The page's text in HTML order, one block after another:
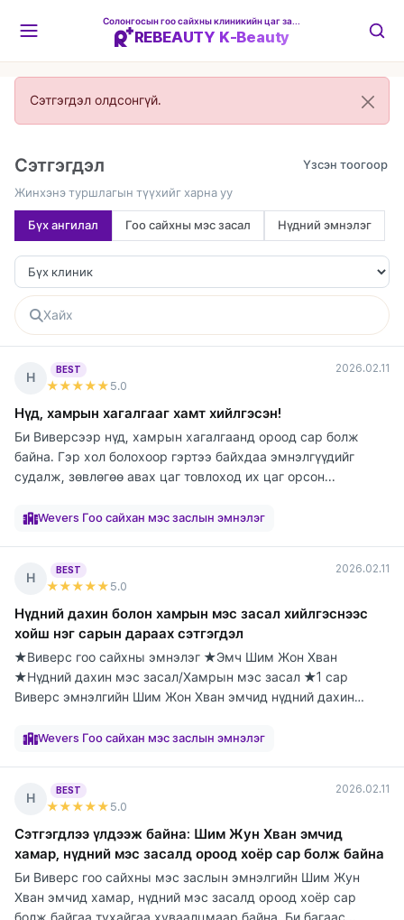
REBEAUTY K-Beauty
Сэтгэгдэл олдсонгүй.
Сэтгэгдэл
Жинхэнэ туршлагын түүхийг харна уу
Бүх ангилал Гоо сайхны мэс засал Нүдний эмнэлэг
Н
BEST
★★★★★ 5.0
2026.02.11
Нүд, хамрын хагалгааг хамт хийлгэсэн!
Би Виверсээр нүд, хамрын хагалгаанд ороод сар болж
байна. Гэр хол болохоор гэртээ байхдаа эмнэлгүүдийг
судалж, зөвлөгөө авах цаг товлоход их цаг орсон...
Wevers Гоо сайхан мэс заслын эмнэлэг
Н
BEST
★★★★★ 5.0
2026.02.11
Нүдний дахин болон хамрын мэс засал хийлгэснээс
хойш нэг сарын дараах сэтгэгдэл
★Виверс гоо сайхны эмнэлэг ★Эмч Шим Жон Хван
★Нүдний дахин мэс засал/Хамрын мэс засал ★1 сар
Виверс эмнэлгийн Шим Жон Хван эмчид нүдний дахин
Wevers Гоо сайхан мэс заслын эмнэлэг
Н
BEST
★★★★★ 5.0
2026.02.11
Сэтгэгдлээ үлдээж байна: Шим Жун Хван эмчид
хамар, нүдний мэс засалд ороод хоёр сар болж байна
Би Виверс гоо сайхны мэс заслын эмнэлгийн Шим Жун
Хван эмчид хамар, нүдний мэс засалд ороод хоёр сар